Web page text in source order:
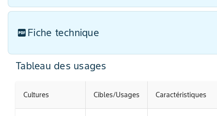
Fiche technique
Tableau des usages
Cultures Cibles/Usages Caractéristiques